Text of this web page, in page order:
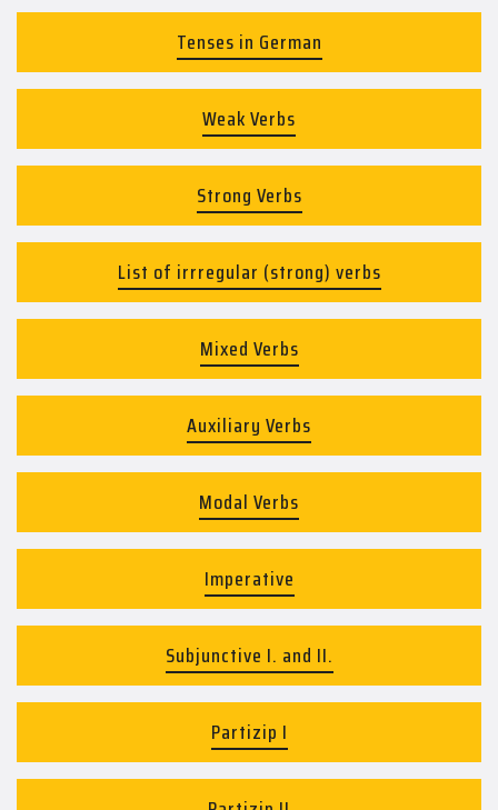
Tenses in German
Weak Verbs
Strong Verbs
List of irrregular (strong) verbs
Mixed Verbs
Auxiliary Verbs
Modal Verbs
Imperative
Subjunctive I. and II.
Partizip I